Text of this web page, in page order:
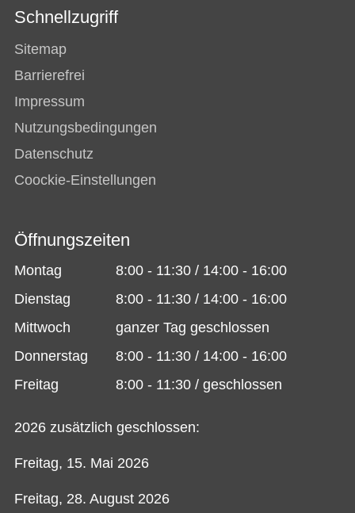
Schnellzugriff
Sitemap
Barrierefrei
Impressum
Nutzungsbedingungen
Datenschutz
Coockie-Einstellungen
Öffnungszeiten
Montag
8:00 - 11:30 / 14:00 - 16:00
Dienstag
8:00 - 11:30 / 14:00 - 16:00
Mittwoch
ganzer Tag geschlossen
Donnerstag
8:00 - 11:30 / 14:00 - 16:00
Freitag
8:00 - 11:30 / geschlossen
2026 zusätzlich geschlossen:
Freitag, 15. Mai 2026
Freitag, 28. August 2026